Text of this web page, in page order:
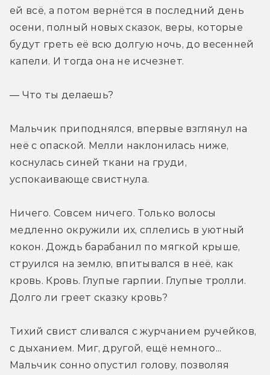
ей всё, а потом вернётся в последний день
осени, полный новых сказок, веры, которые
будут греть её всю долгую ночь, до весенней
капели. И тогда она не исчезнет.
— Что ты делаешь?
Мальчик приподнялся, впервые взглянул на
неё с опаской. Мелли наклонилась ниже,
коснулась синей ткани на груди,
успокаивающе свистнула.
Ничего. Совсем ничего. Только волосы
медленно окружили их, сплелись в уютный
кокон. Дождь барабанил по мягкой крыше,
струился на землю, впитывался в неё, как
кровь. Кровь. Глупые гарпии. Глупые тролли.
Долго ли греет сказку кровь?
Тихий свист сливался с журчанием ручейков,
с дыханием. Миг, другой, ещё немного...
Мальчик сонно опустил голову, позволяя